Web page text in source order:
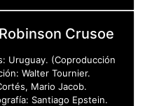
Crusoe
Uruguay. (Coproducción
Walter Tournier.
Mario Jacob.
Santiago Epstein.